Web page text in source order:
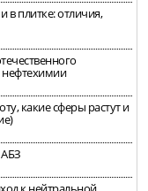
в плитке: отличия,
какие сферы растут и